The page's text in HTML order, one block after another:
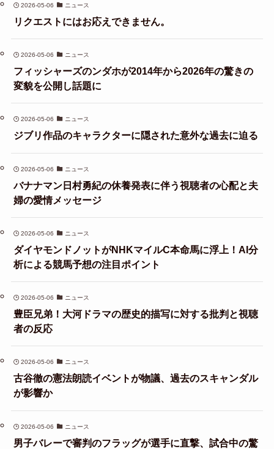
2026-05-06 ニュース
リクエストにはお応えできません。
2026-05-06 ニュース
フィッシャーズのンダホが2014年から2026年の驚きの
変貌を公開し話題に
2026-05-06 ニュース
ジブリ作品のキャラクターに隠された意外な過去に迫る
2026-05-06 ニュース
バナナマン日村勇紀の休養発表に伴う視聴者の心配と夫
婦の愛情メッセージ
2026-05-06 ニュース
ダイヤモンドノットがNHKマイルC本命馬に浮上！AI分
析による競馬予想の注目ポイント
2026-05-06 ニュース
豊臣兄弟！大河ドラマの歴史的描写に対する批判と視聴
者の反応
2026-05-06 ニュース
古谷徹の憲法朗読イベントが物議、過去のスキャンダル
が影響か
2026-05-06 ニュース
男子バレーで審判のフラッグが選手に直撃、試合中の驚